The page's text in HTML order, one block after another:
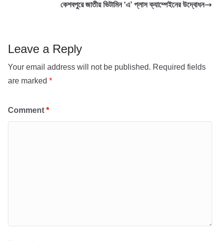
কেশবপুরে জাতীয় ভিটামিন ‘এ’ প্লাস ক্যাম্পেইনের উদ্বোধন
Leave a Reply
Your email address will not be published. Required fields
are marked *
Comment *